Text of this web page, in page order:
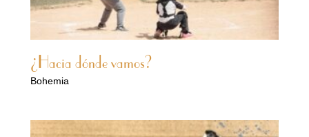
¿Hacia dónde vamos?
Bohemia